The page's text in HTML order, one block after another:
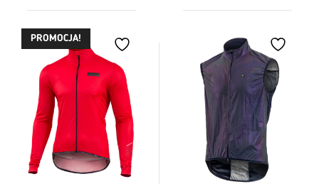
zł.
349,00
zł.
PROMOCJA!